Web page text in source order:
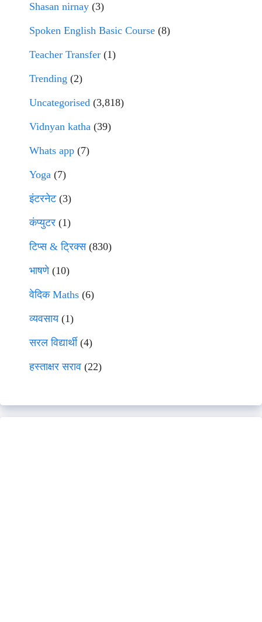
Shasan nirnay (3)
Spoken English Basic Course (8)
Teacher Transfer (1)
Trending (2)
Uncategorised (3,818)
Vidnyan katha (39)
Whats app (7)
Yoga (7)
इंटरनेट(3)
कंप्युटर (1)
टिप्स & ट्रिक्स(830)
भाषणे(10)
वेदिक Maths (6)
व्यवसाय(1)
सरल विद्यार्थी(4)
हस्ताक्षर सराव (22)